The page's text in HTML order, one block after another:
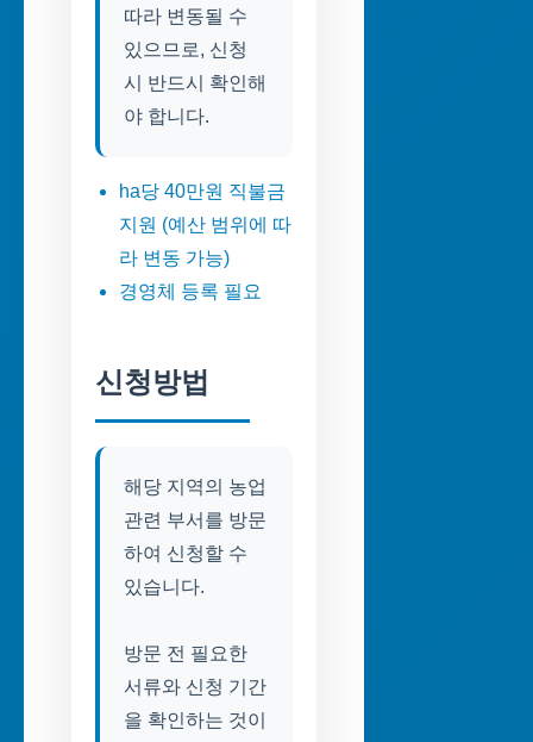
따라 변동될 수
있으므로, 신청
시 반드시 확인해
야 합니다.
ha당 40만원 직불금
지원 (예산 범위에 따
라 변동 가능)
경영체 등록 필요
신청방법
해당 지역의 농업
관련 부서를 방문
하여 신청할 수
있습니다.
방문 전 필요한
서류와 신청 기간
을 확인하는 것이